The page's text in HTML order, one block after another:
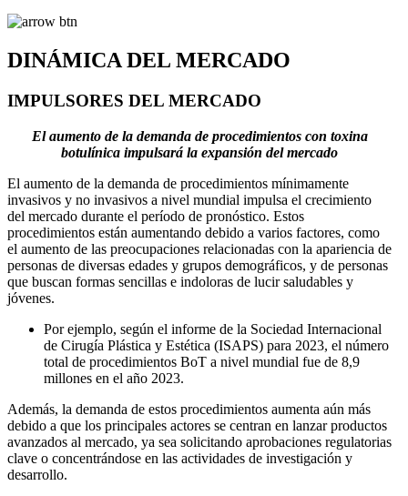
DINÁMICA DEL MERCADO
IMPULSORES DEL MERCADO
El aumento de la demanda de procedimientos con toxina
botulínica impulsará la expansión del mercado
El aumento de la demanda de procedimientos mínimamente
invasivos y no invasivos a nivel mundial impulsa el crecimiento
del mercado durante el período de pronóstico. Estos
procedimientos están aumentando debido a varios factores, como
el aumento de las preocupaciones relacionadas con la apariencia de
personas de diversas edades y grupos demográficos, y de personas
que buscan formas sencillas e indoloras de lucir saludables y
jóvenes.
Por ejemplo, según el informe de la Sociedad Internacional
de Cirugía Plástica y Estética (ISAPS) para 2023, el número
total de procedimientos BoT a nivel mundial fue de 8,9
millones en el año 2023.
Además, la demanda de estos procedimientos aumenta aún más
debido a que los principales actores se centran en lanzar productos
avanzados al mercado, ya sea solicitando aprobaciones regulatorias
clave o concentrándose en las actividades de investigación y
desarrollo.